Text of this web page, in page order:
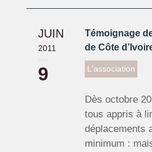
JUIN
2011
9
Témoignage
de Côte
L'association
Dès octobre
tous appris à
déplacements
minimum :